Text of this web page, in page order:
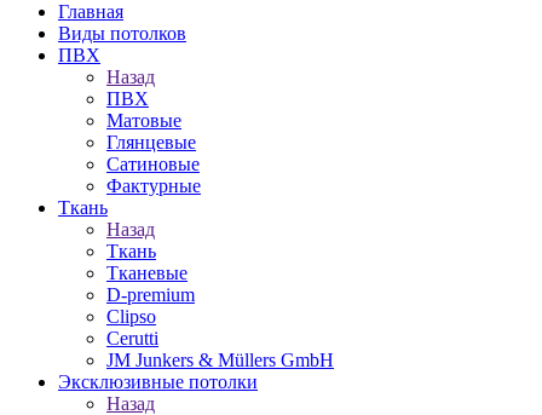
Главная
Виды потолков
ПВХ
Назад
ПВХ
Матовые
Глянцевые
Сатиновые
Фактурные
Ткань
Назад
Ткань
Тканевые
D-premium
Clipso
Cerutti
JM Junkers & Müllers GmbH
Эксклюзивные потолки
Назад